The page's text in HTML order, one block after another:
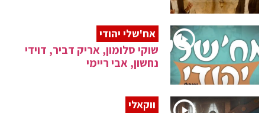
אח'שלי יהודי
שוקי סלומון, אריק דביר, דוידי
נחשון, אבי ריימי
ווקאלי